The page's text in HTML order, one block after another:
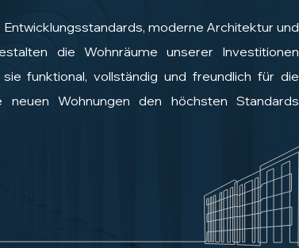
moderne Architektur und
die Wohnräume unserer Investitionen
funktional, vollständig und freundlich für die
Wohnungen den höchsten Standards